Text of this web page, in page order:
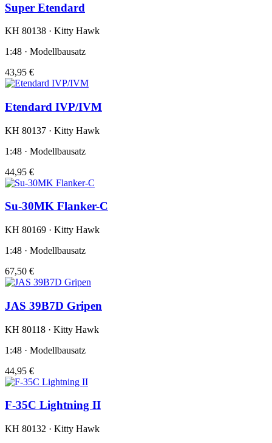
Super Etendard
KH 80138 · Kitty Hawk
1:48 · Modellbausatz
43,95 €
Etendard IVP/IVM
KH 80137 · Kitty Hawk
1:48 · Modellbausatz
44,95 €
Su-30MK Flanker-C
KH 80169 · Kitty Hawk
1:48 · Modellbausatz
67,50 €
JAS 39B7D Gripen
KH 80118 · Kitty Hawk
1:48 · Modellbausatz
44,95 €
F-35C Lightning II
KH 80132 · Kitty Hawk